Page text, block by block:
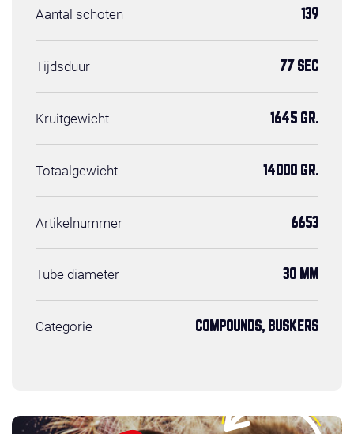
Aantal schoten 139
Tijdsduur 77 SEC
Kruitgewicht 1645 GR.
Totaalgewicht 14000 GR.
Artikelnummer 6653
Tube diameter 30 MM
Categorie COMPOUNDS, BUSKERS